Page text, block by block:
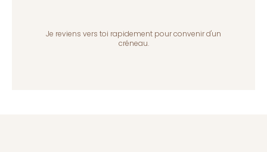
Je reviens vers toi rapidement pour convenir d'un
créneau.